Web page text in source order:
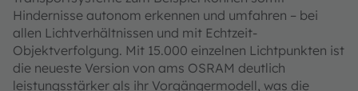
Hindernisse autonom erkennen und umfahren – bei
allen Lichtverhältnissen und mit Echtzeit-
Objektverfolgung. Mit 15.000 einzelnen Lichtpunkten ist
die neueste Version von ams OSRAM deutlich
leistungsstärker als ihr Vorgängermodell, was die